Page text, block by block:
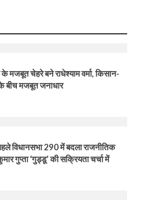
मजबूत चेहरे बने राधेश्याम वर्मा, किसान-
बीच मजबूत जनाधार
विधानसभा 290 में बदला राजनीतिक
गुप्ता ‘गुड्डू’ की सक्रियता चर्चा में